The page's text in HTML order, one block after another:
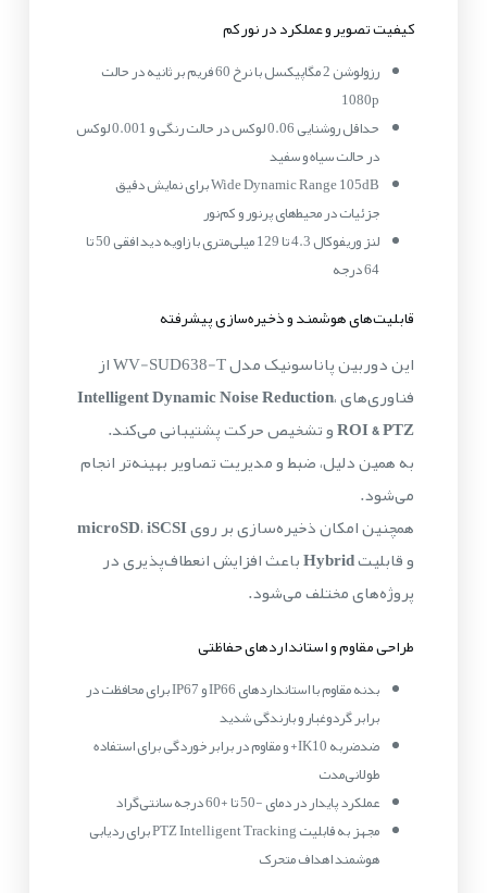
کیفیت تصویر و عملکرد در نور کم
رزولوشن 2 مگاپیکسل با نرخ 60 فریم بر ثانیه در حالت
1080p
حداقل روشنایی 0.06 لوکس در حالت رنگی و 0.001 لوکس
در حالت سیاه و سفید
Wide Dynamic Range 105dB برای نمایش دقیق
جزئیات در محیط‌های پرنور و کم‌نور
لنز وریفوکال 4.3 تا 129 میلی‌متری با زاویه دید افقی 50 تا
64 درجه
قابلیت‌های هوشمند و ذخیره‌سازی پیشرفته
این دوربین پاناسونیک مدل WV-SUD638-T از
فناوری‌هایIntelligent Dynamic Noise Reduction،
ROI & PTZو تشخیص حرکت پشتیبانی می‌کند.
به همین دلیل، ضبط و مدیریت تصاویر بهینه‌تر انجام
می‌شود.
همچنین امکان ذخیره‌سازی بر روی
microSD،iSCSI
و قابلیتHybridباعث افزایش انعطاف‌پذیری در
پروژه‌های مختلف می‌شود.
طراحی مقاوم و استانداردهای حفاظتی
بدنه مقاوم با استانداردهای IP66 و IP67 برای محافظت در
برابر گردوغبار و بارندگی شدید
ضدضربه IK10+ و مقاوم در برابر خوردگی برای استفاده
طولانی‌مدت
عملکرد پایدار در دمای -50 تا +60 درجه سانتی‌گراد
مجهز به قابلیت PTZ Intelligent Tracking برای ردیابی
هوشمند اهداف متحرک